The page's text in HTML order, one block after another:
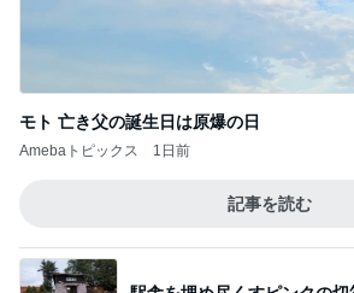
駅舎を埋め尽くすピンクの切
Amebaトピックス
Amebaトピックス 17時間前